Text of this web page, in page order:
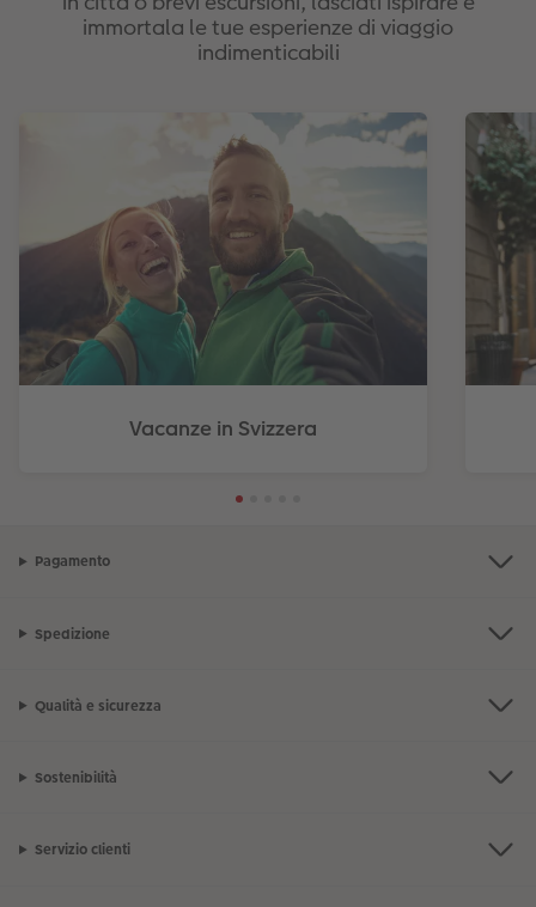
immortala le tue esperienze di viaggio
indimenticabili
Vacanze in Svizzera
Pagamento
Spedizione
Qualità e sicurezza
Sostenibilità
Servizio clienti